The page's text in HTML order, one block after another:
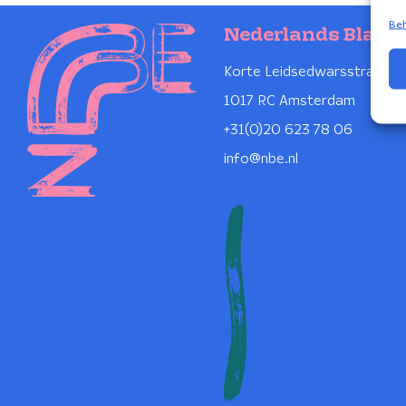
Nederlands
Korte Leidsedwarsstraat 12
1017 RC Amsterdam
+31(0)20 623 78 06
info@nbe.nl